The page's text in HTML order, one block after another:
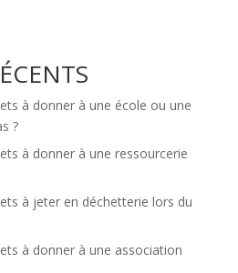
à donner à une école ou une
?
à donner à une ressourcerie
à jeter en déchetterie lors du
à donner à une association